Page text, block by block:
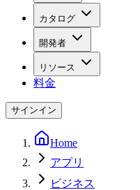
カタログ
開発者
リソース
料金
サインイン
Home
アプリ
ビジネス